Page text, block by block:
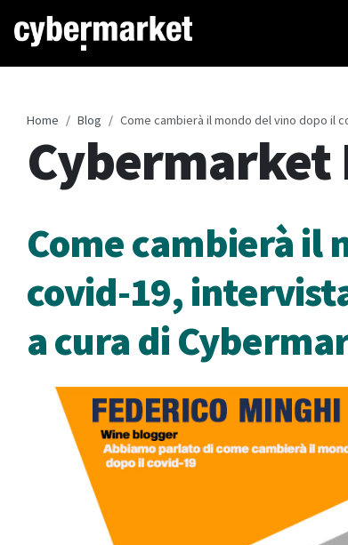
Home Blog Come cambierà il mondo del vino dopo il
Cybermarket
Come cambierà il
covid-19,
a cura di